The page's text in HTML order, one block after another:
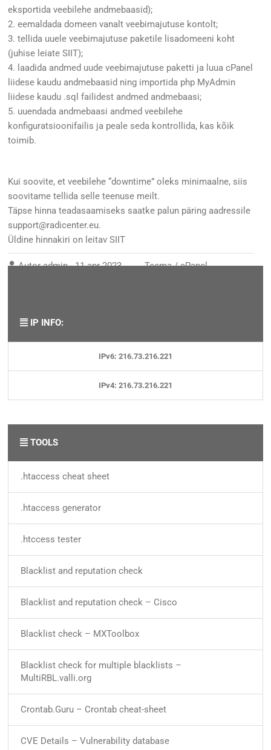
eksportida veebilehe andmebaasid);
2. eemaldada domeen vanalt veebimajutuse kontolt;
3. tellida uuele veebimajutuse paketile lisadomeeni koht
(juhise leiateSIIT);
4. laadida andmed uude veebimajutuse paketti ja luua cPanel
liidese kaudu andmebaasid ning importida php MyAdmin
liidese kaudu .sql failidest andmed andmebaasi;
5. uuendada andmebaasi andmed veebilehe
konfiguratsioonifailis ja peale seda kontrollida, kas kõik
toimib.
Kui soovite, et veebilehe “downtime” oleks minimaalne, siis
soovitame tellida selle teenuse meilt.
Täpse hinna teadasaamiseks saatke palun päring aadressile
support@radicenter.eu.
Üldine hinnakiri on leitavSIIT
Autoradmin-11 apr 2023 Teema /cPanel,
IP INFO:
IPv6: 216.73.216.221
IPv4: 216.73.216.221
TOOLS
.htaccess cheat sheet
.htaccess generator
.htccess tester
Blacklist and reputation check
Blacklist and reputation check – Cisco
Blacklist check – MXToolbox
Blacklist check for multiple blacklists –
MultiRBL.valli.org
Crontab.Guru – Crontab cheat-sheet
CVE Details – Vulnerability database